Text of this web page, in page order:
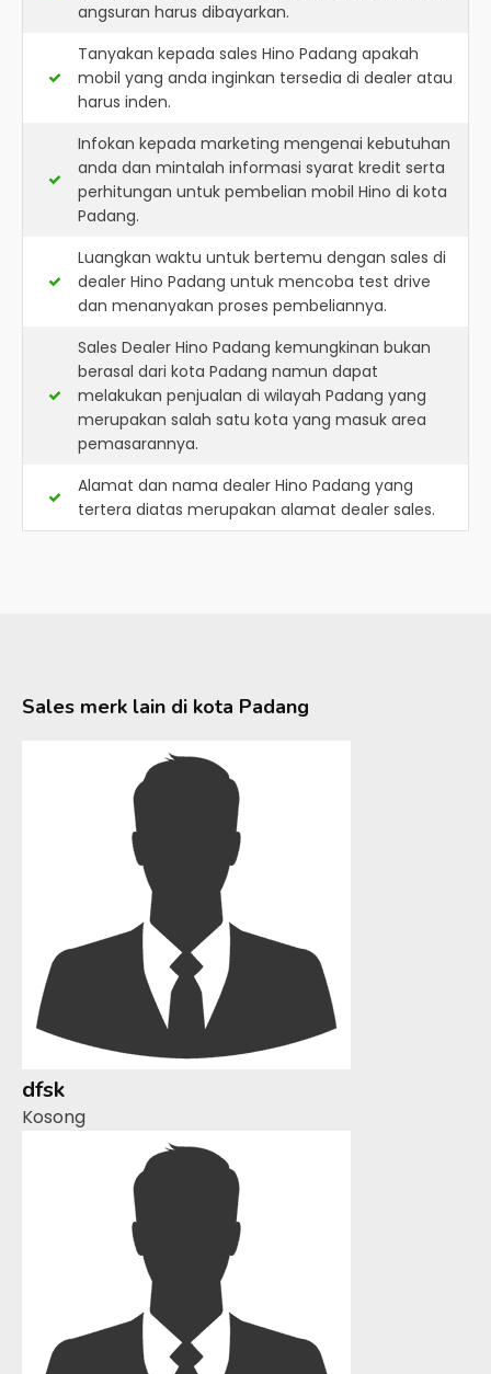
angsuran harus dibayarkan.
Tanyakan kepada sales Hino Padang apakah
mobil yang anda inginkan tersedia di dealer atau
harus inden.
Infokan kepada marketing mengenai kebutuhan
anda dan mintalah informasi syarat kredit serta
perhitungan untuk pembelian mobil Hino di kota
Padang.
Luangkan waktu untuk bertemu dengan sales di
dealer Hino Padang untuk mencoba test drive
dan menanyakan proses pembeliannya.
Sales Dealer Hino Padang kemungkinan bukan
berasal dari kota Padang namun dapat
melakukan penjualan di wilayah Padang yang
merupakan salah satu kota yang masuk area
pemasarannya.
Alamat dan nama dealer Hino Padang yang
tertera diatas merupakan alamat dealer sales.
Sales merk lain di kota Padang
dfsk
Kosong